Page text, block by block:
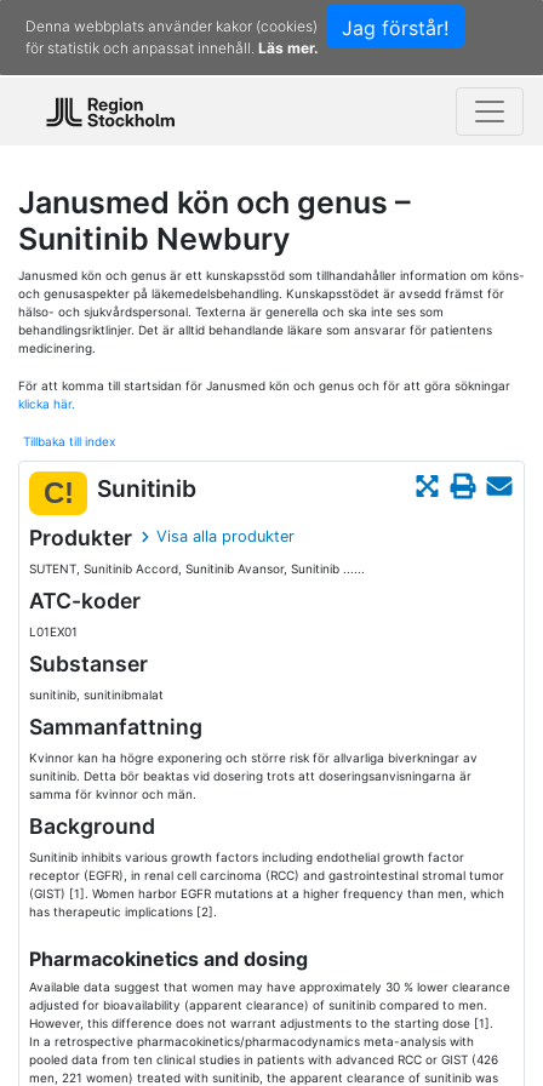
Jag förstår!
Denna webbplats använder kakor (cookies)
för statistik och anpassat innehåll. Läs mer.
Janusmed kön och genus –
Sunitinib Newbury
Janusmed kön och genus är ett kunskapsstöd som tillhandahåller information om köns-
och genusaspekter på läkemedelsbehandling. Kunskapsstödet är avsedd främst för
hälso- och sjukvårdspersonal. Texterna är generella och ska inte ses som
behandlingsriktlinjer. Det är alltid behandlande läkare som ansvarar för patientens
medicinering.
För att komma till startsidan för Janusmed kön och genus och för att göra sökningar
klicka här.
Tillbaka till index
C! Sunitinib
Produkter Visa alla produkter
SUTENT, Sunitinib Accord, Sunitinib Avansor, Sunitinib ......
ATC-koder
L01EX01
Substanser
sunitinib, sunitinibmalat
Sammanfattning
Kvinnor kan ha högre exponering och större risk för allvarliga biverkningar av
sunitinib. Detta bör beaktas vid dosering trots att doseringsanvisningarna är
samma för kvinnor och män.
Background
Sunitinib inhibits various growth factors including endothelial growth factor
receptor (EGFR), in renal cell carcinoma (RCC) and gastrointestinal stromal tumor
(GIST) [1]. Women harbor EGFR mutations at a higher frequency than men, which
has therapeutic implications [2].
Pharmacokinetics and dosing
Available data suggest that women may have approximately 30 % lower clearance
adjusted for bioavailability (apparent clearance) of sunitinib compared to men.
However, this difference does not warrant adjustments to the starting dose [1].
In a retrospective pharmacokinetics/pharmacodynamics meta-analysis with
pooled data from ten clinical studies in patients with advanced RCC or GIST (426
men, 221 women) treated with sunitinib, the apparent clearance of sunitinib was